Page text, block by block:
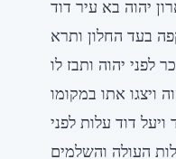
יהוה בא עיר דוד
בעד החלון ותרא
לפני יהוה ותבז לו
ויצגו אתו במקומו
דוד עלות לפני
העולה והשלמים